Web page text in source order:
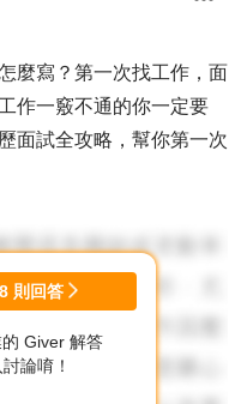
麼寫？第一次找工作，面
作一竅不通的你一定要
面試全攻略，幫你第一次
8 則回答
Giver 解答
論唷！